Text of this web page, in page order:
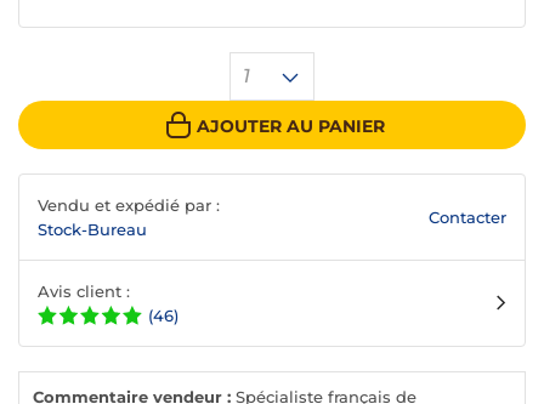
1
AJOUTER AU PANIER
Vendu et expédié par :
Stock-Bureau
Contacter
Avis client :
(46)
Commentaire vendeur : Spécialiste français de